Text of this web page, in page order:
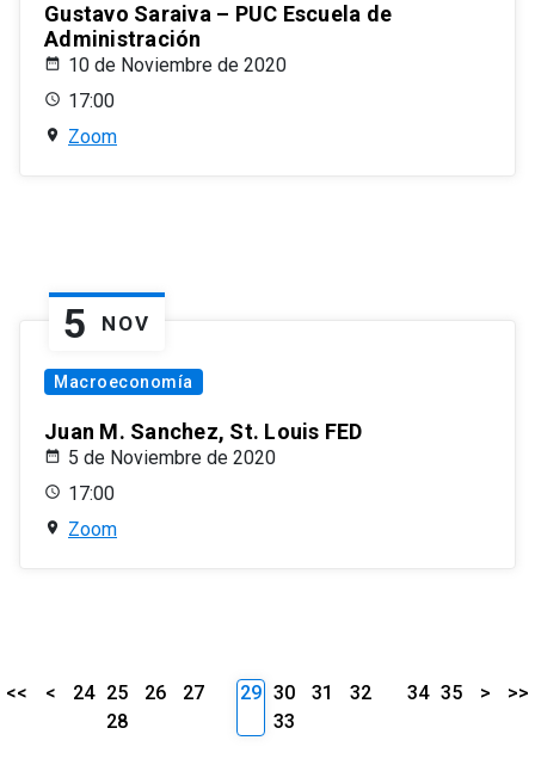
Gustavo Saraiva – PUC Escuela de
Administración
10 de Noviembre de 2020
17:00
Zoom
5 NOV
Macroeconomía
Juan M. Sanchez, St. Louis FED
5 de Noviembre de 2020
17:00
Zoom
<< < 24 25 26
27
28
29 30 31
32
33
34 35 > >>